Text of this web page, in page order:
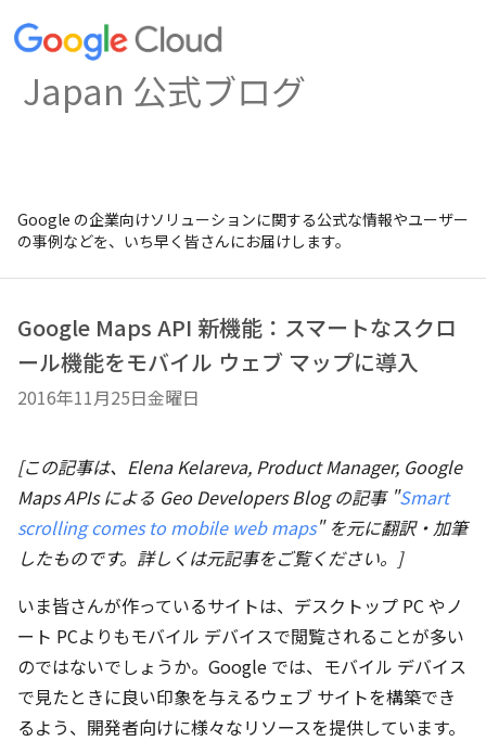
Japan 公式ブログ
Google の企業向けソリューションに関する公式な情報やユーザー
の事例などを、いち早く皆さんにお届けします。
Google Maps API 新機能：スマートなスクロ
ール機能をモバイル ウェブ マップに導入
2016年11月25日金曜日
[この記事は、Elena Kelareva, Product Manager, Google
Maps APIs による Geo Developers Blog の記事 "Smart
scrolling comes to mobile web maps" を元に翻訳・加筆
したものです。詳しくは元記事をご覧ください。]
いま皆さんが作っているサイトは、デスクトップ PC やノ
ート PCよりもモバイル デバイスで閲覧されることが多い
のではないでしょうか。Google では、モバイル デバイス
で見たときに良い印象を与えるウェブ サイトを構築でき
るよう、開発者向けに様々なリソースを提供しています。